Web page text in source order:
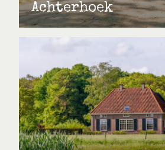
Achterhoek